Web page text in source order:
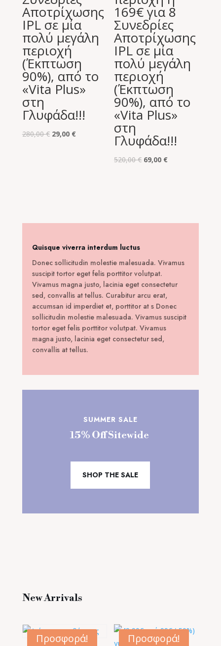
Αποτρίχωσης
IPL σε μία
πολύ μεγάλη
περιοχή
(Έκπτωση
90%), από το
«Vita Plus»
στη
Γλυφάδα!!!
280,00€ Original
29,00 €Η
169€ για 8
Συνεδρίες
Αποτρίχωσης
IPL σε μία
πολύ μεγάλη
περιοχή
(Έκπτωση
90%), από το
«Vita Plus»
στη
Γλυφάδα!!!
520,00€ Original
69,00 €
Quisque viverra interdum luctus
Donec sollicitudin molestie malesuada. Vivamus
suscipit tortor eget felis porttitor volutpat.
Vivamus magna justo, lacinia eget consectetur
sed, convallis at tellus. Curabitur arcu erat,
accumsan id imperdiet et, porttitor at s Donec
sollicitudin molestie malesuada. Vivamus suscipit
tortor eget felis porttitor volutpat. Vivamus
magna justo, lacinia eget consectetur sed,
convallis at tellus.
SUMMER SALE
15% Off Sitewide
SHOP THE SALE
New Arrivals
Προσφορά!
Προσφορά!